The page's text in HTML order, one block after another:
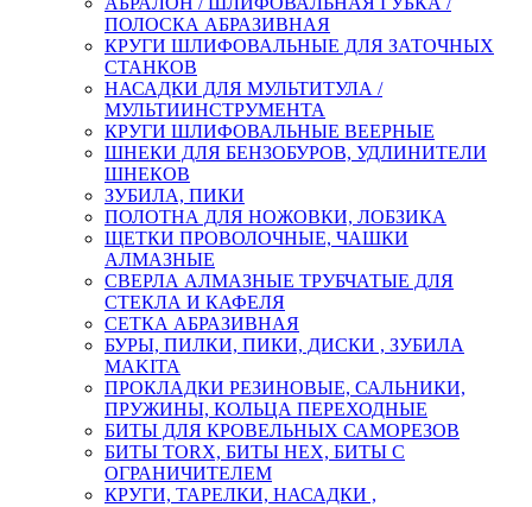
ПОЛОСКА АБРАЗИВНАЯ
КРУГИ ШЛИФОВАЛЬНЫЕ ДЛЯ ЗАТОЧНЫХ
СТАНКОВ
НАСАДКИ ДЛЯ МУЛЬТИТУЛА /
МУЛЬТИИНСТРУМЕНТА
КРУГИ ШЛИФОВАЛЬНЫЕ ВЕЕРНЫЕ
ШНЕКИ ДЛЯ БЕНЗОБУРОВ, УДЛИНИТЕЛИ
ШНЕКОВ
ЗУБИЛА, ПИКИ
ПОЛОТНА ДЛЯ НОЖОВКИ, ЛОБЗИКА
ЩЕТКИ ПРОВОЛОЧНЫЕ, ЧАШКИ
АЛМАЗНЫЕ
СВЕРЛА АЛМАЗНЫЕ ТРУБЧАТЫЕ ДЛЯ
СТЕКЛА И КАФЕЛЯ
СЕТКА АБРАЗИВНАЯ
БУРЫ, ПИЛКИ, ПИКИ, ДИСКИ , ЗУБИЛА
MAKITA
ПРОКЛАДКИ РЕЗИНОВЫЕ, САЛЬНИКИ,
ПРУЖИНЫ, КОЛЬЦА ПЕРЕХОДНЫЕ
БИТЫ ДЛЯ КРОВЕЛЬНЫХ САМОРЕЗОВ
БИТЫ TORX, БИТЫ НЕХ, БИТЫ С
ОГРАНИЧИТЕЛЕМ
КРУГИ, ТАРЕЛКИ, НАСАДКИ ,